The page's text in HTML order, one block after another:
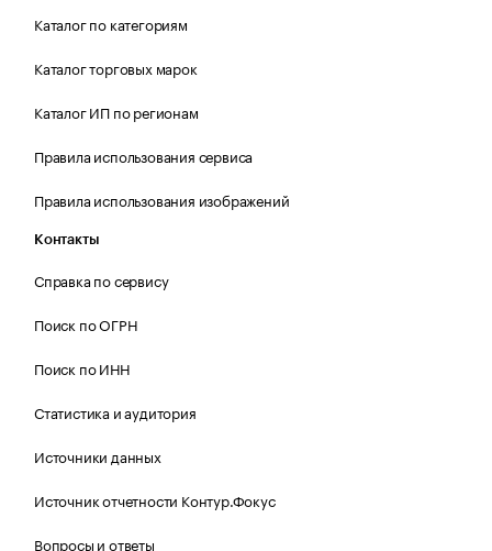
Каталог по категориям
Каталог торговых марок
Каталог ИП по регионам
Правила использования сервиса
Правила использования изображений
Контакты
Справка по сервису
Поиск по ОГРН
Поиск по ИНН
Статистика и аудитория
Источники данных
Источник отчетности Контур.Фокус
Вопросы и ответы